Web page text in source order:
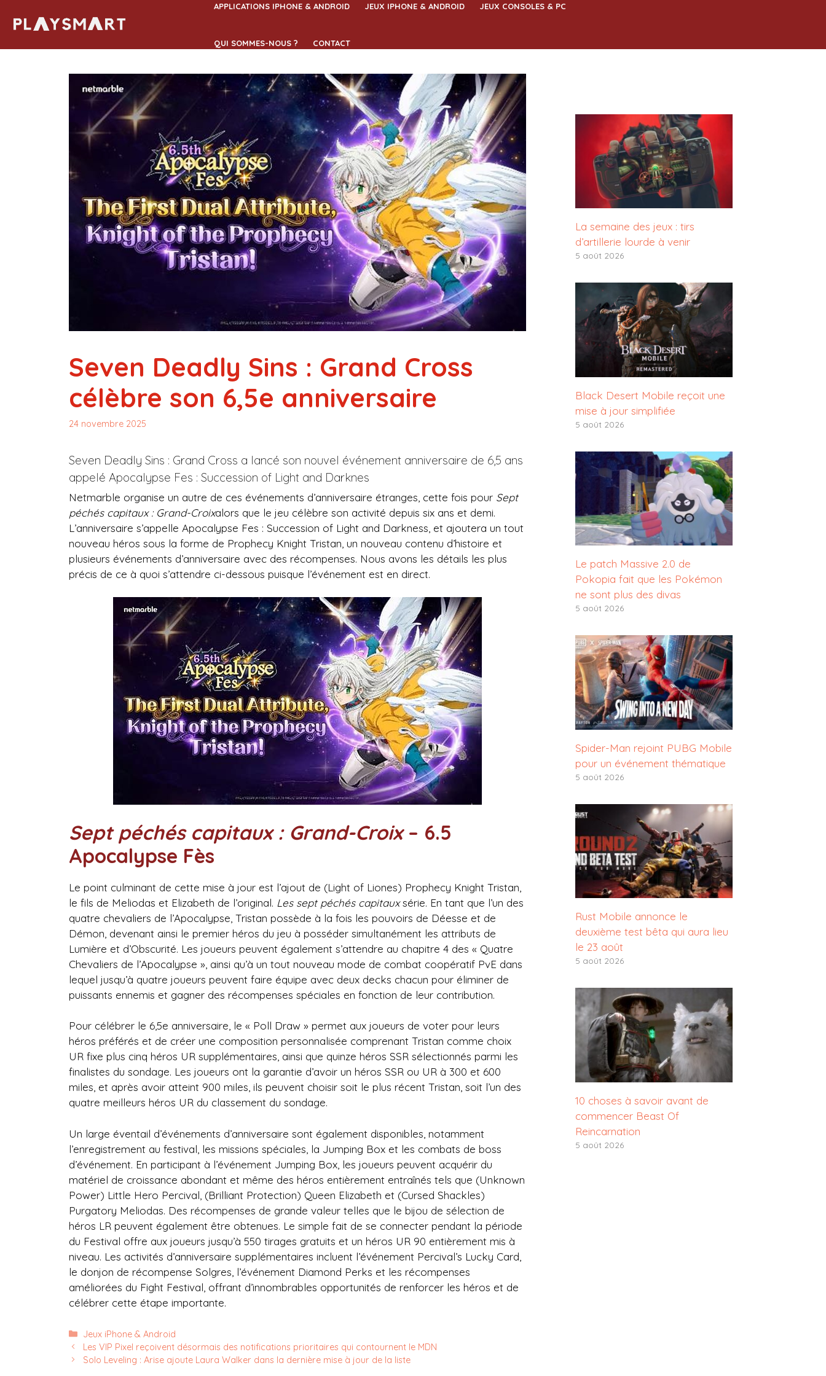
APPLICATIONS IPHONE & ANDROID JEUX IPHONE & ANDROID JEUX CONSOLES & PC
QUI SOMMES-NOUS ? CONTACT
Seven Deadly Sins : Grand Cross
célèbre son 6,5e anniversaire
24 novembre 2025
Seven Deadly Sins : Grand Cross a lancé son nouvel événement anniversaire de 6,5 ans
appelé Apocalypse Fes : Succession of Light and Darknes
Netmarble organise un autre de ces événements d’anniversaire étranges, cette fois pour Sept
péchés capitaux : Grand-Croixalors que le jeu célèbre son activité depuis six ans et demi.
L’anniversaire s’appelle Apocalypse Fes : Succession of Light and Darkness, et ajoutera un tout
nouveau héros sous la forme de Prophecy Knight Tristan, un nouveau contenu d’histoire et
plusieurs événements d’anniversaire avec des récompenses. Nous avons les détails les plus
précis de ce à quoi s’attendre ci-dessous puisque l’événement est en direct.
Sept péchés capitaux : Grand-Croix– 6.5
Apocalypse Fès
Le point culminant de cette mise à jour est l’ajout de (Light of Liones) Prophecy Knight Tristan,
le fils de Meliodas et Elizabeth de l’original. Les sept péchés capitauxsérie. En tant que l’un des
quatre chevaliers de l’Apocalypse, Tristan possède à la fois les pouvoirs de Déesse et de
Démon, devenant ainsi le premier héros du jeu à posséder simultanément les attributs de
Lumière et d’Obscurité. Les joueurs peuvent également s’attendre au chapitre 4 des « Quatre
Chevaliers de l’Apocalypse », ainsi qu’à un tout nouveau mode de combat coopératif PvE dans
lequel jusqu’à quatre joueurs peuvent faire équipe avec deux decks chacun pour éliminer de
puissants ennemis et gagner des récompenses spéciales en fonction de leur contribution.
Pour célébrer le 6,5e anniversaire, le « Poll Draw » permet aux joueurs de voter pour leurs
héros préférés et de créer une composition personnalisée comprenant Tristan comme choix
UR fixe plus cinq héros UR supplémentaires, ainsi que quinze héros SSR sélectionnés parmi les
finalistes du sondage. Les joueurs ont la garantie d’avoir un héros SSR ou UR à 300 et 600
miles, et après avoir atteint 900 miles, ils peuvent choisir soit le plus récent Tristan, soit l’un des
quatre meilleurs héros UR du classement du sondage.
Un large éventail d’événements d’anniversaire sont également disponibles, notamment
l’enregistrement au festival, les missions spéciales, la Jumping Box et les combats de boss
d’événement. En participant à l’événement Jumping Box, les joueurs peuvent acquérir du
matériel de croissance abondant et même des héros entièrement entraînés tels que (Unknown
Power) Little Hero Percival, (Brilliant Protection) Queen Elizabeth et (Cursed Shackles)
Purgatory Meliodas. Des récompenses de grande valeur telles que le bijou de sélection de
héros LR peuvent également être obtenues. Le simple fait de se connecter pendant la période
du Festival offre aux joueurs jusqu’à 550 tirages gratuits et un héros UR 90 entièrement mis à
niveau. Les activités d’anniversaire supplémentaires incluent l’événement Percival’s Lucky Card,
le donjon de récompense Solgres, l’événement Diamond Perks et les récompenses
améliorées du Fight Festival, offrant d’innombrables opportunités de renforcer les héros et de
célébrer cette étape importante.
Catégories
Jeux iPhone & Android
Les VIP Pixel reçoivent désormais des notifications prioritaires qui contournent le MDN
Solo Leveling : Arise ajoute Laura Walker dans la dernière mise à jour de la liste
La semaine des jeux : tirs
d’artillerie lourde à venir
5 août 2026
Black Desert Mobile reçoit une
mise à jour simplifiée
5 août 2026
Le patch Massive 2.0 de
Pokopia fait que les Pokémon
ne sont plus des divas
5 août 2026
Spider-Man rejoint PUBG Mobile
pour un événement thématique
5 août 2026
Rust Mobile annonce le
deuxième test bêta qui aura lieu
le 23 août
5 août 2026
10 choses à savoir avant de
commencer Beast Of
Reincarnation
5 août 2026